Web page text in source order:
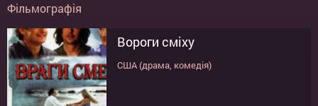
Фільмографія
Вороги сміху
США (драма, комедія)